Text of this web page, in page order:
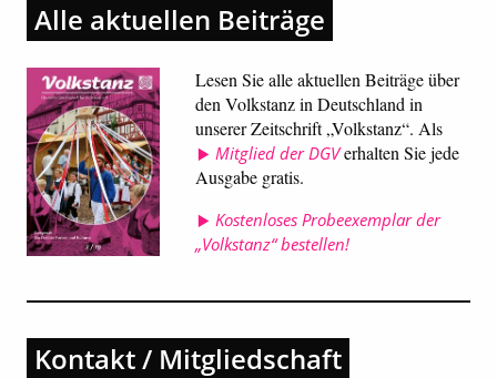
Alle aktuellen Beiträge
Lesen Sie alle aktuellen Beiträge über
den Volkstanz in Deutschland in
unserer Zeitschrift „Volkstanz“. Als
Mitglied der DGVerhalten Sie jede
Ausgabe gratis.
Kostenloses Probeexemplar der
„Volkstanz“ bestellen!
Kontakt / Mitgliedschaft